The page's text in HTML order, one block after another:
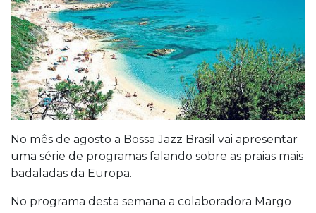
No mês de agosto a Bossa Jazz Brasil vai apresentar
uma série de programas falando sobre as praias mais
badaladas da Europa.
No programa desta semana a colaboradora Margo